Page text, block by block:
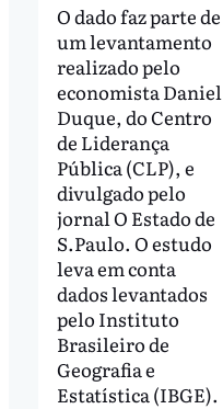
O dado faz parte de
um levantamento
realizado pelo
economista Daniel
Duque, do Centro
de Liderança
Pública (CLP), e
divulgado pelo
jornal O Estado de
S.Paulo. O estudo
leva em conta
dados levantados
pelo Instituto
Brasileiro de
Geografia e
Estatística (IBGE).